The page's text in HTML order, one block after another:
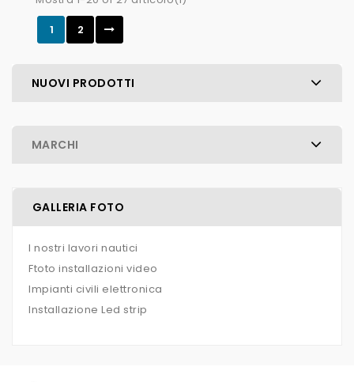
1
2
NUOVI PRODOTTI
MARCHI
GALLERIA FOTO
I nostri lavori nautici
Ftoto installazioni video
Impianti civili elettronica
Installazione Led strip